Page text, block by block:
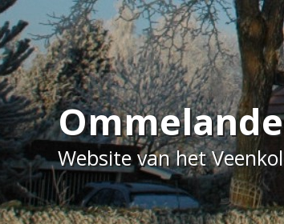
Ga
naar
de
inhoud
Website van het